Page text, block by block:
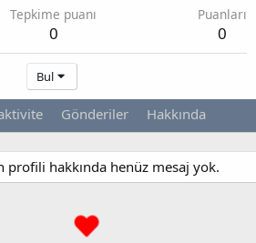
Tepkime puanı
0
Puanları
0
Bul
Gönderiler Hakkında
profili hakkında henüz mesaj yok.